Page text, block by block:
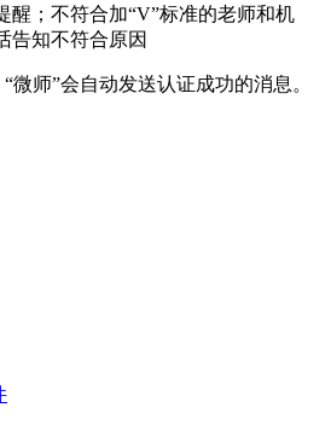
醒；不符合加“V”标准的老师和机
告知不符合原因
微师”会自动发送认证成功的消息。